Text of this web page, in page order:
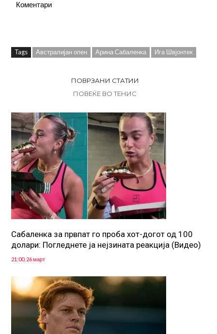
Коментари
Tags Австралијан опен Арина Сабаленка Ига Швјонтек
ПОВРЗАНИ СТАТИИ
ПОВЕЌЕ ВО ТЕНИС
Сабаленка за првпат го проба хот-догот од 100
долари: Погледнете ја нејзината реакција (Видео)
21:00, 26 март